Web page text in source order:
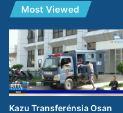
Most Viewed
Kazu Transferénsia Osan